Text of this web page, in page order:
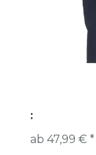
:
ab 47,99 € *